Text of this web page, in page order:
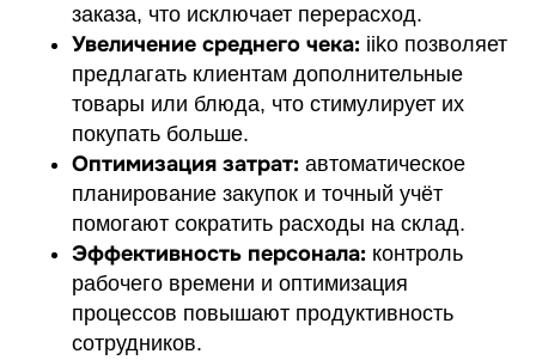
заказа, что исключает перерасход.
Увеличение среднего чека: iiko позволяет
предлагать клиентам дополнительные
товары или блюда, что стимулирует их
покупать больше.
Оптимизация затрат: автоматическое
планирование закупок и точный учёт
помогают сократить расходы на склад.
Эффективность персонала: контроль
рабочего времени и оптимизация
процессов повышают продуктивность
сотрудников.